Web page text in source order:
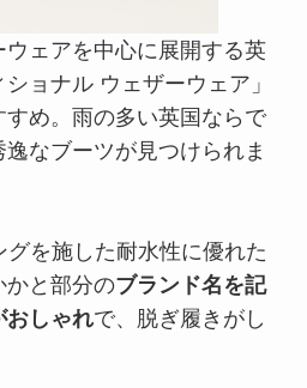
ェアを中心に展開する英
ョナル ウェザーウェア」
め。雨の多い英国ならで
なブーツが見つけられま
を施した耐水性に優れた
かと部分のブランド名を記
おしゃれで、脱ぎ履きがし